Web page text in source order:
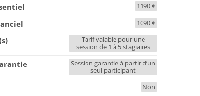
1190 €
1090 €
Tarif valable pour une
session de 1 à 5 stagiaires
Session garantie à partir d’un
seul participant
Non